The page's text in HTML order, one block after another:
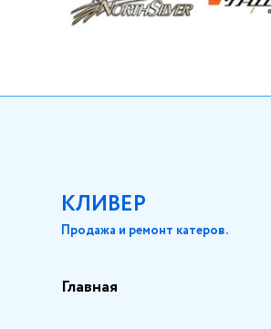
КЛИВЕР
Продажа и ремонт катеров.
Главная